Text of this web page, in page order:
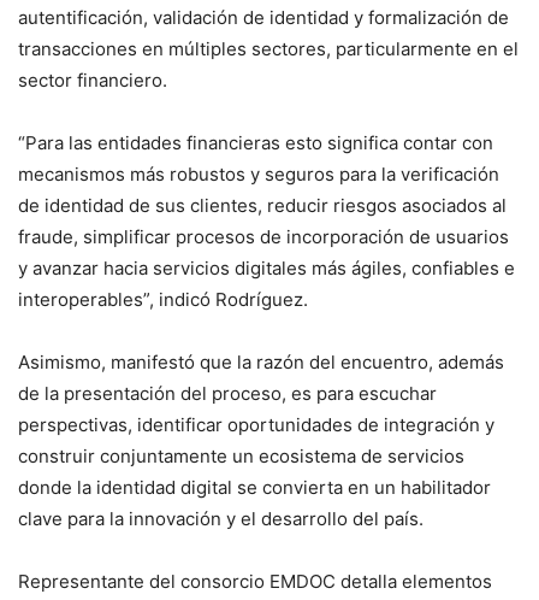
autentificación, validación de identidad y formalización de
transacciones en múltiples sectores, particularmente en el
sector financiero.
“Para las entidades financieras esto significa contar con
mecanismos más robustos y seguros para la verificación
de identidad de sus clientes, reducir riesgos asociados al
fraude, simplificar procesos de incorporación de usuarios
y avanzar hacia servicios digitales más ágiles, confiables e
interoperables”, indicó Rodríguez.
Asimismo, manifestó que la razón del encuentro, además
de la presentación del proceso, es para escuchar
perspectivas, identificar oportunidades de integración y
construir conjuntamente un ecosistema de servicios
donde la identidad digital se convierta en un habilitador
clave para la innovación y el desarrollo del país.
Representante del consorcio EMDOC detalla elementos